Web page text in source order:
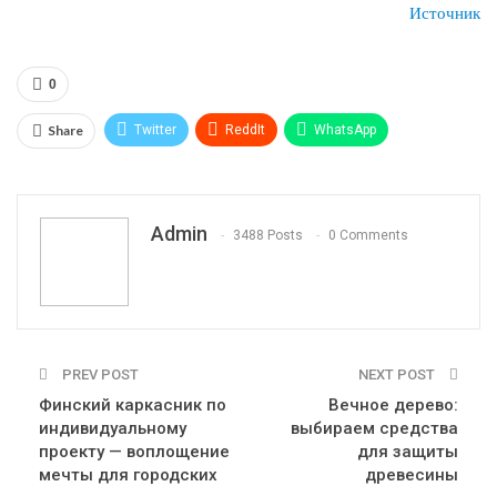
Источник
0
Share Twitter ReddIt WhatsApp
Admin 3488 Posts 0 Comments
PREV POST
Финский каркасник по
индивидуальному
проекту — воплощение
мечты для городских
NEXT POST
Вечное дерево:
выбираем средства
для защиты
древесины